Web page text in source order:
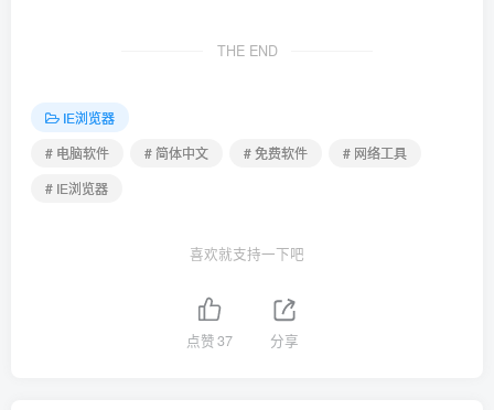
THE END
IE浏览器
# 电脑软件
# 简体中文 # 免费软件
# 网络工具
# IE浏览器
喜欢就支持一下吧
点赞37 分享